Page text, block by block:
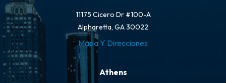
11175 Cicero Dr #100-A
Alpharetta, GA 30022
Mapa Y Direcciones
Athens